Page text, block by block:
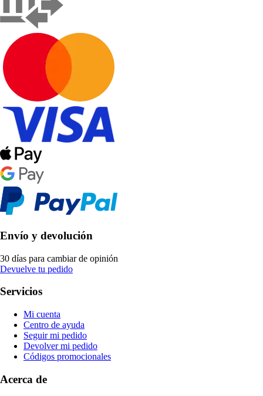
Envío y devolución
30 días para cambiar de opinión
Devuelve tu pedido
Servicios
Mi cuenta
Centro de ayuda
Seguir mi pedido
Devolver mi pedido
Códigos promocionales
Acerca de